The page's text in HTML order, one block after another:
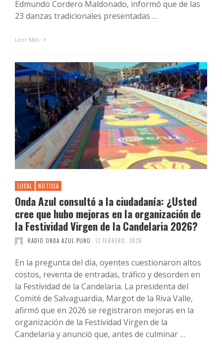
Edmundo Cordero Maldonado, informó que de las
23 danzas tradicionales presentadas …
Leer Más
LOCAL NOTICIA
Onda Azul consultó a la ciudadanía: ¿Usted
cree que hubo mejoras en la organización de
la Festividad Virgen de la Candelaria 2026?
RADIO ONDA AZUL PUNO 12 FEBRERO, 2026
En la pregunta del día, oyentes cuestionaron altos
costos, reventa de entradas, tráfico y desorden en
la Festividad de la Candelaria. La presidenta del
Comité de Salvaguardia, Margot de la Riva Valle,
afirmó que en 2026 se registraron mejoras en la
organización de la Festividad Virgen de la
Candelaria y anunció que, antes de culminar …